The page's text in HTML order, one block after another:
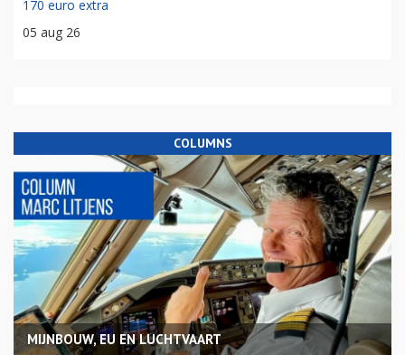
170 euro extra
05 aug 26
COLUMNS
MIJNBOUW, EU EN LUCHTVAART